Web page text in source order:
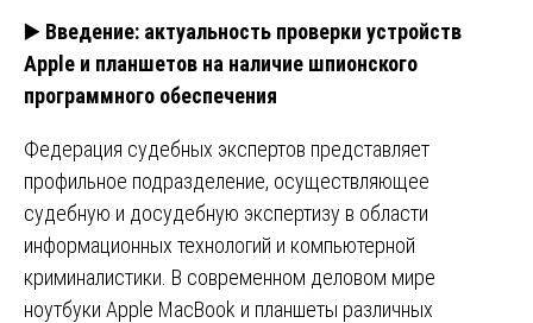
▶️ Введение: актуальность проверки устройств
Apple и планшетов на наличие шпионского
программного обеспечения
Федерация судебных экспертов представляет
профильное подразделение, осуществляющее
судебную и досудебную экспертизу в области
информационных технологий и компьютерной
криминалистики. В современном деловом мире
ноутбуки Apple MacBook и планшеты различных